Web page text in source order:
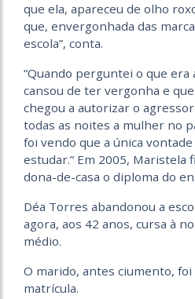
que ela, apareceu de olho
que, envergonhada das
escola”, conta.
“Quando perguntei o que era
cansou de ter vergonha e
chegou a autorizar o
todas as noites a mulher no
foi vendo que a única
estudar.” Em 2005,
dona-de-casa o diploma do
Déa Torres abandonou a
agora, aos 42 anos, cursa à
médio.
O marido, antes ciumento, foi
matrícula.